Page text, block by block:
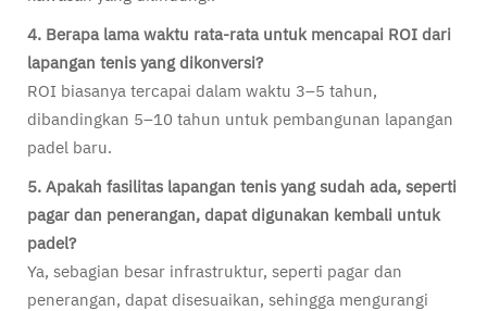
4. Berapa lama waktu rata-rata untuk mencapai ROI dari
lapangan tenis yang dikonversi?
ROI biasanya tercapai dalam waktu 3–5 tahun,
dibandingkan 5–10 tahun untuk pembangunan lapangan
padel baru.
5. Apakah fasilitas lapangan tenis yang sudah ada, seperti
pagar dan penerangan, dapat digunakan kembali untuk
padel?
Ya, sebagian besar infrastruktur, seperti pagar dan
penerangan, dapat disesuaikan, sehingga mengurangi